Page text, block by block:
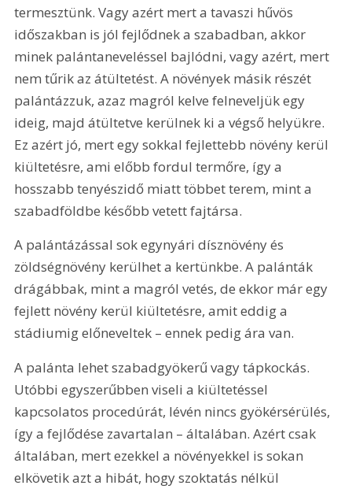
termesztünk. Vagy azért mert a tavaszi hűvös
időszakban is jól fejlődnek a szabadban, akkor
minek palántaneveléssel bajlódni, vagy azért, mert
nem tűrik az átültetést. A növények másik részét
palántázzuk, azaz magról kelve felneveljük egy
ideig, majd átültetve kerülnek ki a végső helyükre.
Ez azért jó, mert egy sokkal fejlettebb növény kerül
kiültetésre, ami előbb fordul termőre, így a
hosszabb tenyészidő miatt többet terem, mint a
szabadföldbe később vetett fajtársa.
A palántázással sok egynyári dísznövény és
zöldségnövény kerülhet a kertünkbe. A palánták
drágábbak, mint a magról vetés, de ekkor már egy
fejlett növény kerül kiültetésre, amit eddig a
stádiumig előneveltek – ennek pedig ára van.
A palánta lehet szabadgyökerű vagy tápkockás.
Utóbbi egyszerűbben viseli a kiültetéssel
kapcsolatos procedúrát, lévén nincs gyökérsérülés,
így a fejlődése zavartalan – általában. Azért csak
általában, mert ezekkel a növényekkel is sokan
elkövetik azt a hibát, hogy szoktatás nélkül